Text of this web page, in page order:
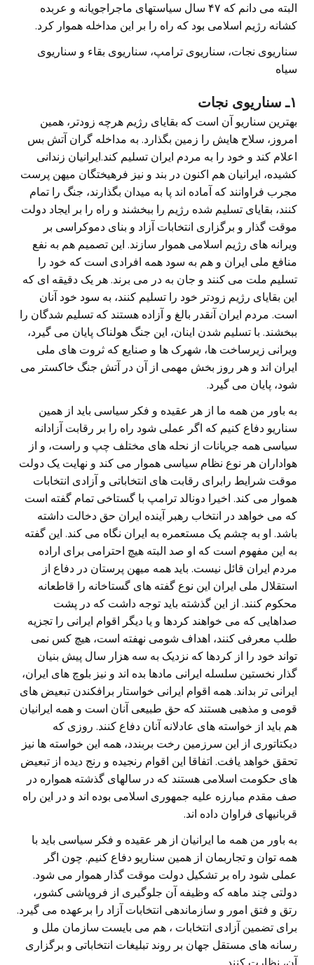
البته می دانم که ۴۷ سال سیاستهای ماجراجویانه و عربده
کشانه رژیم اسلامی بود که راه را بر این مداخله هموار کرد.
سناریوی نجات، سناریوی ترامپ، سناریوی بقاء و سناریوی
سیاه
۱ـ سناریوی نجات
بهترین سناریو آن است که بقایای رژیم هرچه زودتر، همین
امروز، سلاح هایش را زمین بگذارد. به مداخله گران آتش بس
اعلام کند و خود را به مردم ایران تسلیم کند.ایرانیان زندانی
کشیده، ایرانیان هم اکنون در بند و نیز فرهیختگان میهن پرست
مجرب فراوانند که آماده اند پا به میدان بگذارند، جنگ را تمام
کنند، بقایای تسلیم شده رژیم را ببخشند و راه را بر ایجاد دولت
موقت گذار و برگزاری انتخابات آزاد و بنای دموکراسی بر
ویرانه های رژیم اسلامی هموار سازند. این تصمیم هم به نفع
منافع ملی ایران و هم به سود همه افرادی است که خود را
تسلیم ملت می کنند و جان به در می برند. هر یک دقیقه ای که
این بقایای رژیم زودتر خود را تسلیم کنند، به سود خود آنان
است. مردم ایران آنقدر بالغ و آزاده هستند که تسلیم شدگان را
ببخشند. با تسلیم شدن اینان، این جنگ هولناک پایان می گیرد،
ویرانی زیرساخت ها، شهرک ها و صنایع که ثروت های ملی
ایران اند و هر روز بخش مهمی از آن در آتش جنگ خاکستر می
شود، پایان می گیرد.
به باور من همه ما از هر عقیده و فکر سیاسی باید از همین
سناریو دفاع کنیم که اگر عملی شود راه را بر رقابت آزادانه
سیاسی همه جریانات از نحله های مختلف چپ و راست، و از
هواداران هر نوع نظام سیاسی هموار می کند و نهایت یک دولت
موقت شرایط رابرای رقابت های انتخاباتی و آزادی انتخابات
هموار می کند. اخیرا دونالد ترامپ با گستاخی تمام گفته است
که می خواهد در انتخاب رهبر آینده ایران حق دخالت داشته
باشد. او به چشم یک مستعمره به ایران نگاه می کند. این گفته
به این مفهوم است که او صد البته هیچ احترامی برای اراده
مردم ایران قائل نیست. باید همه میهن پرستان در دفاع از
استقلال ملی ایران این نوع گفته های گستاخانه را قاطعانه
محکوم کنند. از این گذشته باید توجه داشت که در پشت
صداهایی که می خواهند کردها و یا دیگر اقوام ایرانی را تجزیه
طلب معرفی کنند، اهداف شومی نهفته است، هیچ کس نمی
تواند خود را از کردها که نزدیک به سه هزار سال پیش بنیان
گذار نخستین سلسله ایرانی مادها بده اند و نیز بلوچ های ایران،
ایرانی تر بداند. همه اقوام ایرانی خواستار برافکندن تبعیض های
قومی و مذهبی هستند که حق طبیعی آنان است و همه ایرانیان
هم باید از خواسته های عادلانه آنان دفاع کنند. روزی که
دیکتاتوری از این سرزمین رخت بربندد، همه این خواسته ها نیز
تحقق خواهد یافت. اتفاقا این اقوام رنجیده و رنج دیده از تبعیض
های حکومت اسلامی هستند که در سالهای گذشته همواره در
صف مقدم مبارزه علیه جمهوری اسلامی بوده اند و در این راه
قربانیهای فراوان داده اند.
به باور من همه ما ایرانیان از هر عقیده و فکر سیاسی باید با
همه توان و تجاربمان از همین سناریو دفاع کنیم. چون اگر
عملی شود راه بر تشکیل دولت موقت گذار هموار می شود.
دولتی چند ماهه که وظیفه آن جلوگیری از فروپاشی کشور،
رتق و فتق امور و سازماندهی انتخابات آزاد را برعهده می گیرد.
برای تضمین آزادی انتخابات ، هم می بایست سازمان ملل و
رسانه های مستقل جهان بر روند تبلیغات انتخاباتی و برگزاری